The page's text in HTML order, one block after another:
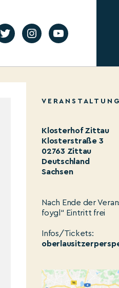
Klosterhof Zittau
Klosterstraße 3
02763 Zittau
Deutschland
Sachsen
Nach Ende der
foygl“ Eintritt frei
Infos/Tickets: